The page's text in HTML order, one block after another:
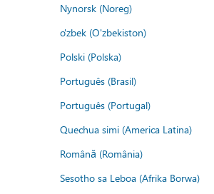
Nynorsk (Noreg)
o'zbek (O'zbekiston)
Polski (Polska)
Português (Brasil)
Português (Portugal)
Quechua simi (America Latina)
Română (România)
Sesotho sa Leboa (Afrika Borwa)